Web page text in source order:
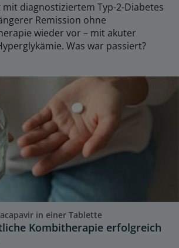
diagnostiziertem Typ-2-Diabetes
Remission ohne
wieder vor – mit akuter
Was war passiert?
in einer Tablette
Kombitherapie erfolgreich